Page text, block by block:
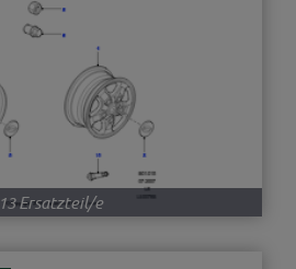
13 Ersatzteil/e